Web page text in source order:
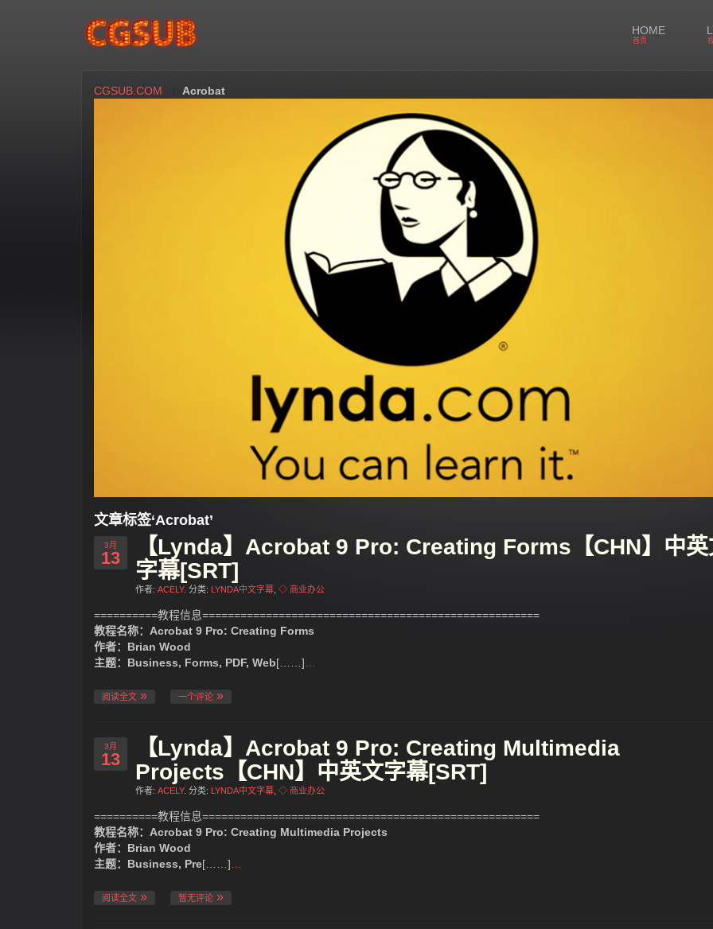
HOME
首页
CGSUB.COM Acrobat
文章标签‘Acrobat’
3月
13
【Lynda】Acrobat 9 Pro: Creating Forms【CHN】中英
字幕[SRT]
作者: ACELY. 分类: LYNDA中文字幕 ◇ 商业办公
==========教程信息=====================================================
教程名称：Acrobat 9 Pro: Creating Forms
作者：Brian Wood
主题：Business, Forms, PDF, Web[……]
阅读全文 一个评论
3月
13
【Lynda】Acrobat 9 Pro: Creating Multimedia
Projects【CHN】中英文字幕[SRT]
作者: ACELY. 分类: LYNDA中文字幕 ◇ 商业办公
==========教程信息=====================================================
教程名称：Acrobat 9 Pro: Creating Multimedia Projects
作者：Brian Wood
主题：Business, Pre[……]
阅读全文 暂无评论